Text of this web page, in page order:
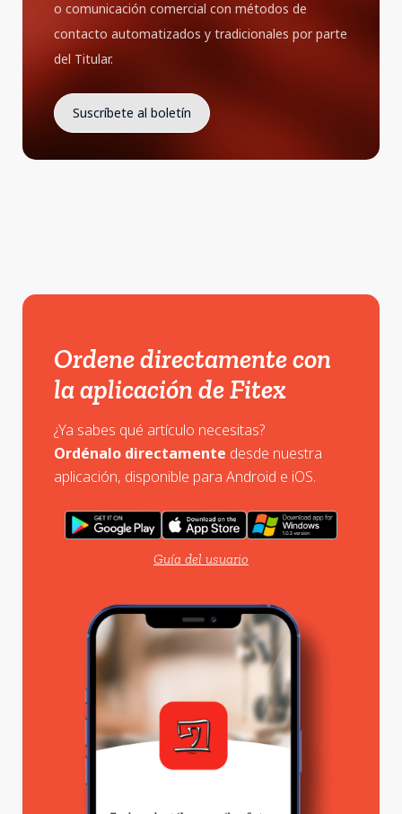
o comunicación comercial con métodos de
contacto automatizados y tradicionales por parte
del Titular.
Ordene directamente con
la aplicación de Fitex
¿Ya sabes qué artículo necesitas?
Ordénalo directamente desde nuestra
aplicación, disponible para Android e iOS.
Guía del usuario